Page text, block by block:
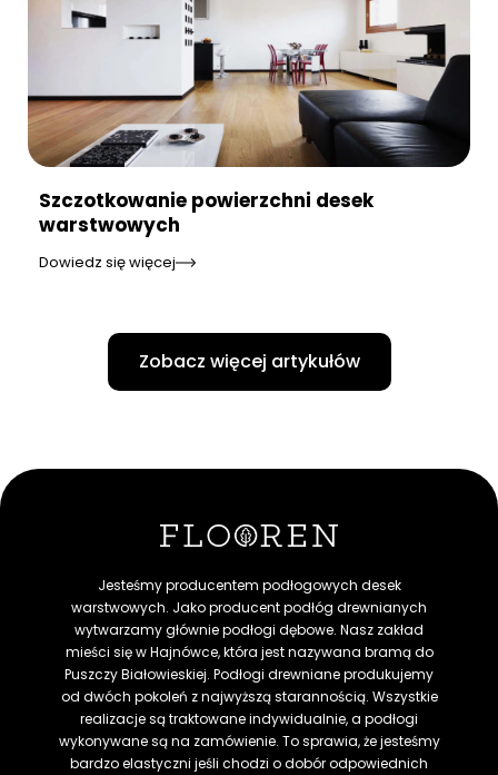
Szczotkowanie powierzchni desek
warstwowych
Dowiedz się więcej
Zobacz więcej artykułów
Jesteśmy producentem podłogowych desek
warstwowych. Jako producent podłóg drewnianych
wytwarzamy głównie podłogi dębowe. Nasz zakład
mieści się w Hajnówce, która jest nazywana bramą do
Puszczy Białowieskiej. Podłogi drewniane produkujemy
od dwóch pokoleń z najwyższą starannością. Wszystkie
realizacje są traktowane indywidualnie, a podłogi
wykonywane są na zamówienie. To sprawia, że jesteśmy
bardzo elastyczni jeśli chodzi o dobór odpowiednich